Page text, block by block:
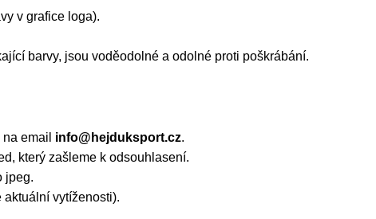
v grafice loga).
barvy, jsou voděodolné a odolné proti poškrábání.
email info@hejduksport.cz.
který zašleme k odsouhlasení.
jpeg.
aktuální vytíženosti).